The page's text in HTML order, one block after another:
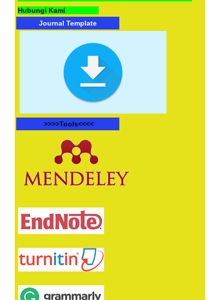
Hubungi Kami
Journal Template
>>>>Tools<<<<